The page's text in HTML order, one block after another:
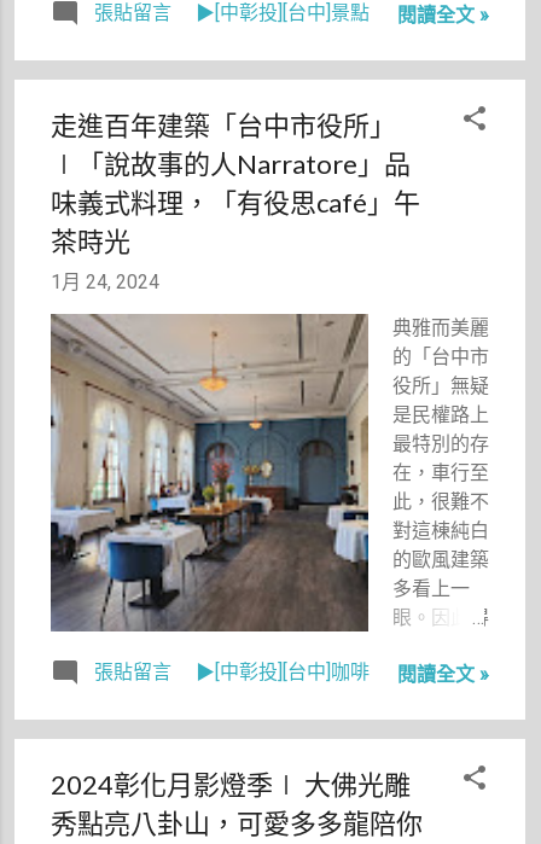
上兔P還手
左側的櫥窗
是正在參加
跑步比賽，
我心中不免
生起濃濃的
疑惑？ 上
的聯名店還
可以理解，
因為台南是
統一獅的主
場，畢竟聯
名店者的主
題都會緊扣
地方特色，
那麼台中北
區既打棒
球、又打桌
步……這又
呢？難道是
因為北區有
台中市立體
育場？又有
張貼留言 ▶[中彰投][台中]景點 閱讀全文 »
走進百年建築「台中市役所」
∣「說故事的人Narratore」品
味義式料理，「有役思café」午
茶時光
1月 24, 2024
典雅而美麗
的「台中市
役所」無疑
是民權路上
最特別的存
在，車行至
此，很難不
對這棟純白
的歐風建築
多看上一
眼。因此得
了「說故事
Narratore
」義式餐廳
時，就超想
進去吃吃
張貼留言 ▶[中彰投][台中]咖啡 閱讀全文 »
2024彰化月影燈季∣ 大佛光雕
秀點亮八卦山，可愛多多龍陪你